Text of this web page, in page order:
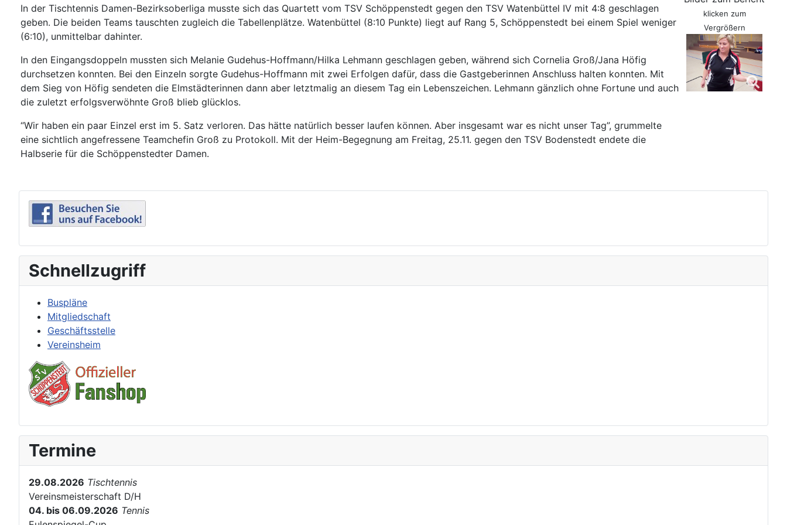
In der Tischtennis Damen-Bezirksoberliga musste sich das Quartett vom TSV Schöppenstedt gegen den TSV Watenbüttel IV mit 4:8 geschlagen
geben. Die beiden Teams tauschten zugleich die Tabellenplätze. Watenbüttel (8:10 Punkte) liegt auf Rang 5, Schöppenstedt bei einem Spiel weniger
(6:10), unmittelbar dahinter.
In den Eingangsdoppeln mussten sich Melanie Gudehus-Hoffmann/Hilka Lehmann geschlagen geben, während sich Cornelia Groß/Jana Höfig
durchsetzen konnten. Bei den Einzeln sorgte Gudehus-Hoffmann mit zwei Erfolgen dafür, dass die Gastgeberinnen Anschluss halten konnten. Mit
dem Sieg von Höfig sendeten die Elmstädterinnen dann aber letztmalig an diesem Tag ein Lebenszeichen. Lehmann gänzlich ohne Fortune und auch
die zuletzt erfolgsverwöhnte Groß blieb glücklos.
“Wir haben ein paar Einzel erst im 5. Satz verloren. Das hätte natürlich besser laufen können. Aber insgesamt war es nicht unser Tag”, grummelte
eine sichtlich angefressene Teamchefin Groß zu Protokoll. Mit der Heim-Begegnung am Freitag, 25.11. gegen den TSV Bodenstedt endete die
Halbserie für die Schöppenstedter Damen.
klicken zum
Vergrößern
Schnellzugriff
Buspläne
Mitgliedschaft
Geschäftsstelle
Vereinsheim
Termine
29.08.2026 Tischtennis
Vereinsmeisterschaft D/H
04. bis 06.09.2026 Tennis